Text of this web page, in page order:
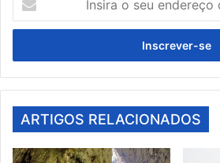
seu
de
email
ARTIGOS RELACIONADOS